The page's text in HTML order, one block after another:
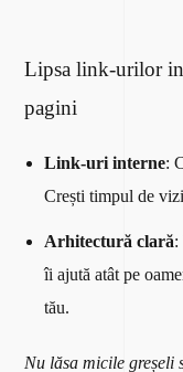
Lipsa link-urilor
pagini
Link-uri interne:
Crești timpul de
Arhitectură clară:
îi ajută atât pe
tău.
Nu lăsa micile greșeli